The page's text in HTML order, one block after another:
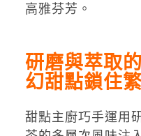
高雅芬芳。
研磨與萃取
幻甜點鎖住
甜點主廚巧手運用